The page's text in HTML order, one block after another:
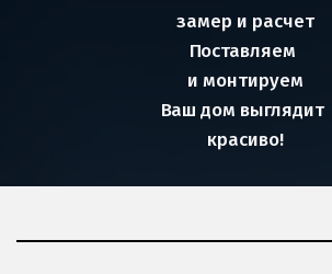
замер и расчет
Поставляем
и монтируем
Ваш дом выглядит
красиво!